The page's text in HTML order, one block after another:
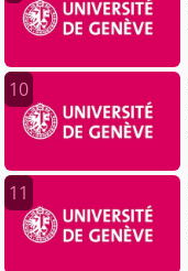
10
11